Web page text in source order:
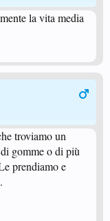
la vita media
troviamo un
gomme o di più
prendiamo e